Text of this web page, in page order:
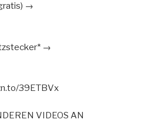
→
→
39ETBVx
VIDEOS AN